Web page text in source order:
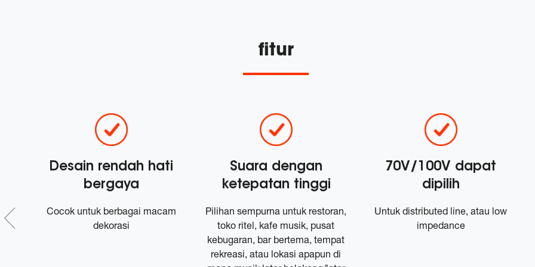
fitur
Desain rendah hati
bergaya
Cocok untuk berbagai macam
dekorasi
Suara dengan
ketepatan tinggi
Pilihan sempurna untuk restoran,
toko ritel, kafe musik, pusat
kebugaran, bar bertema, tempat
rekreasi, atau lokasi apapun di
70V/100V dapat
dipilih
Untuk distributed line, atau low
impedance